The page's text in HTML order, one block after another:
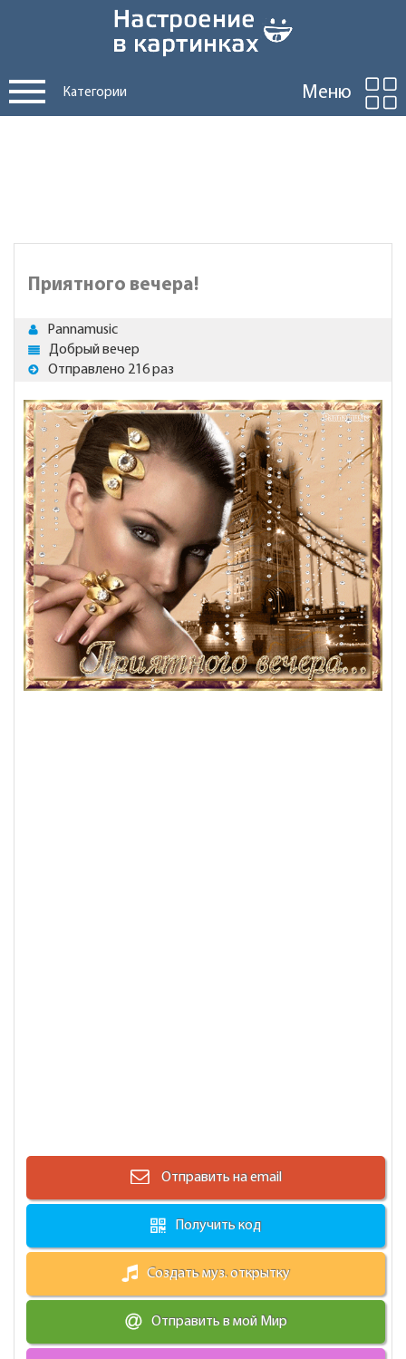
Категории Меню
Приятного вечера!
Pannamusic
Добрый вечер
Отправлено 216 раз
Отправить на email
Получить код
Создать муз. открытку
Отправить в мой Мир